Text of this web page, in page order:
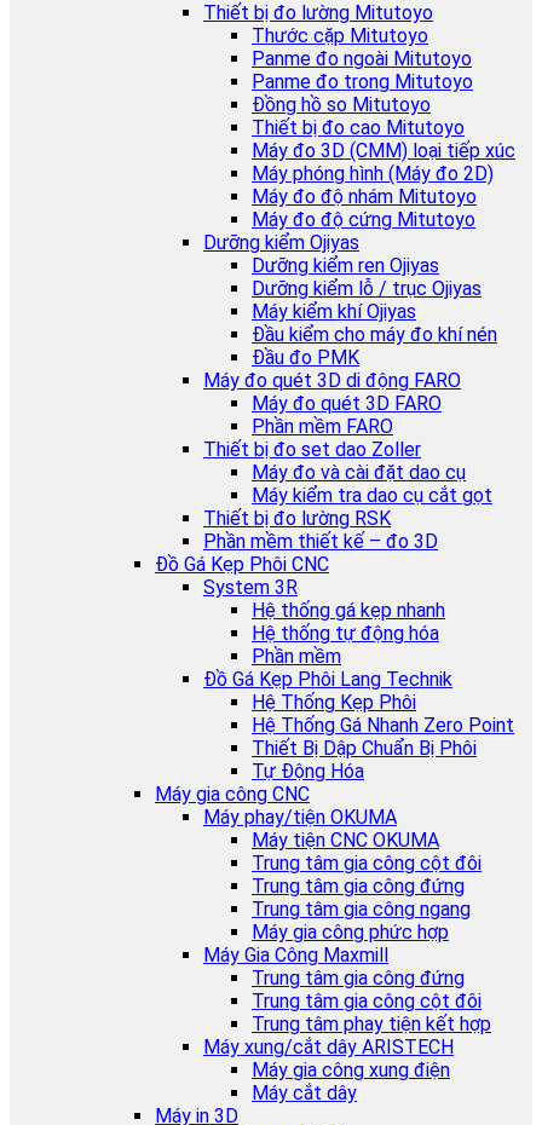
Thiết bị đo lường Mitutoyo
Thước cặp Mitutoyo
Panme đo ngoài Mitutoyo
Panme đo trong Mitutoyo
Đồng hồ so Mitutoyo
Thiết bị đo cao Mitutoyo
Máy đo 3D (CMM) loại tiếp xúc
Máy phóng hình (Máy đo 2D)
Máy đo độ nhám Mitutoyo
Máy đo độ cứng Mitutoyo
Dưỡng kiểm Ojiyas
Dưỡng kiểm ren Ojiyas
Dưỡng kiểm lỗ / trục Ojiyas
Máy kiểm khí Ojiyas
Đầu kiểm cho máy đo khí nén
Đầu đo PMK
Máy đo quét 3D di động FARO
Máy đo quét 3D FARO
Phần mềm FARO
Thiết bị đo set dao Zoller
Máy đo và cài đặt dao cụ
Máy kiểm tra dao cụ cắt gọt
Thiết bị đo lường RSK
Phần mềm thiết kế – đo 3D
Đồ Gá Kẹp Phôi CNC
System 3R
Hệ thống gá kẹp nhanh
Hệ thống tự động hóa
Phần mềm
Đồ Gá Kẹp Phôi Lang Technik
Hệ Thống Kẹp Phôi
Hệ Thống Gá Nhanh Zero Point
Thiết Bị Dập Chuẩn Bị Phôi
Tự Động Hóa
Máy gia công CNC
Máy phay/tiện OKUMA
Máy tiện CNC OKUMA
Trung tâm gia công cột đôi
Trung tâm gia công đứng
Trung tâm gia công ngang
Máy gia công phức hợp
Máy Gia Công Maxmill
Trung tâm gia công đứng
Trung tâm gia công cột đôi
Trung tâm phay tiện kết hợp
Máy xung/cắt dây ARISTECH
Máy gia công xung điện
Máy cắt dây
Máy in 3D